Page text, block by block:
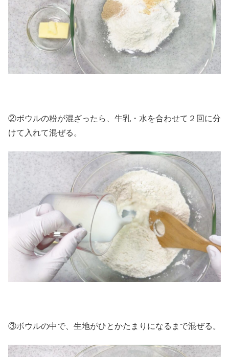
②ボウルの粉が混ざったら、牛乳・水を合わせて２回に分
けて入れて混ぜる。
③ボウルの中で、生地がひとかたまりになるまで混ぜる。